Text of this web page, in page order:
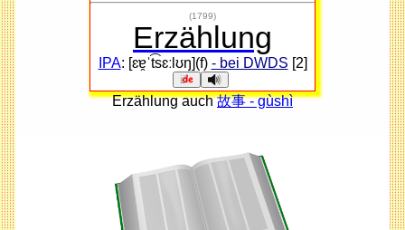
(1799)
Erzählung
IPA: [ɛɐ̯ˈt͡sɛːlʊŋ](f) - bei DWDS [2]
Erzählung auch故事 - gùshì